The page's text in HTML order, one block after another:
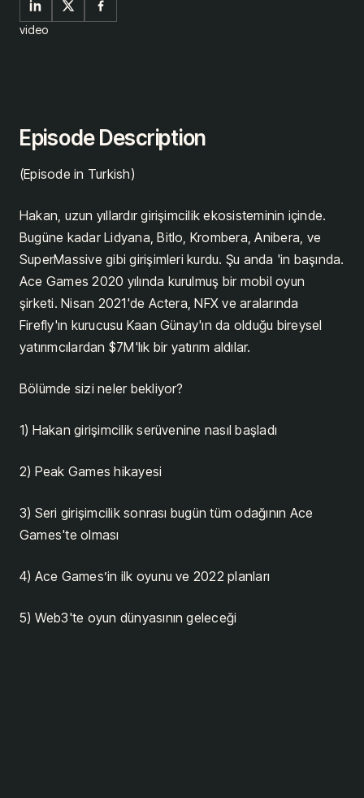
video
Episode Description
(Episode in Turkish)
Hakan, uzun yıllardır girişimcilik ekosisteminin içinde.
Bugüne kadar Lidyana, Bitlo, Krombera, Anibera, ve
SuperMassive gibi girişimleri kurdu. Şu anda 'in başında.
Ace Games 2020 yılında kurulmuş bir mobil oyun
şirketi. Nisan 2021'de Actera, NFX ve aralarında
Firefly'ın kurucusu Kaan Günay'ın da olduğu bireysel
yatırımcılardan $7M'lık bir yatırım aldılar.
Bölümde sizi neler bekliyor?
1) Hakan girişimcilik serüvenine nasıl başladı
2) Peak Games hikayesi
3) Seri girişimcilik sonrası bugün tüm odağının Ace
Games'te olması
4) Ace Games’in ilk oyunu ve 2022 planları
5) Web3'te oyun dünyasının geleceği